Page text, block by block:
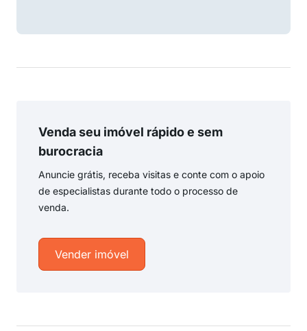
Venda seu imóvel rápido e sem
burocracia
Anuncie grátis, receba visitas e conte com o apoio
de especialistas durante todo o processo de
venda.
Vender imóvel